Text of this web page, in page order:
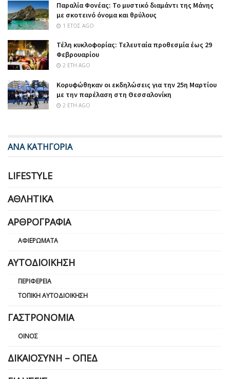
Παραλία Φονέας: Το μυστικό διαμάντι της Μάνης
με σκοτεινό όνομα και θρύλους
1 ΈΤΟΣ AGO
Τέλη κυκλοφορίας: Τελευταία προθεσμία έως 29
Φεβρουαρίου
2 ΈΤΗ AGO
Κορυφώθηκαν οι εκδηλώσεις για την 25η Μαρτίου
με την παρέλαση στη Θεσσαλονίκη
2 ΈΤΗ AGO
ΑΝΑ ΚΑΤΗΓΟΡΙΑ
LIFESTYLE
ΑΘΛΗΤΙΚΆ
ΑΡΘΡΟΓΡΑΦΊΑ
ΑΦΙΕΡΏΜΑΤΑ
ΑΥΤΟΔΙΟΊΚΗΣΗ
ΠΕΡΙΦΈΡΕΙΑ
ΤΟΠΙΚΉ ΑΥΤΟΔΙΟΊΚΗΣΗ
ΓΑΣΤΡΟΝΟΜΊΑ
ΟΊΝΟΣ
ΔΙΚΑΙΟΣΎΝΗ – ΟΠΕΔ